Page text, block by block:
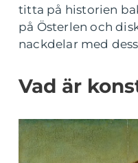
titta på historien
på Österlen och
nackdelar med
Vad är